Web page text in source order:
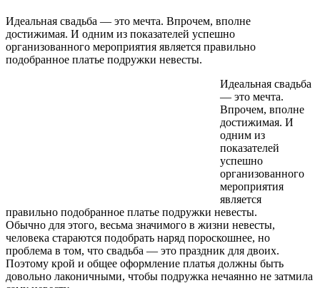
Идеальная свадьба — это мечта. Впрочем, вполне
достижимая. И одним из показателей успешно
организованного мероприятия является правильно
подобранное платье подружки невесты.
Идеальная свадьба
— это мечта.
Впрочем, вполне
достижимая. И
одним из
показателей
успешно
организованного
мероприятия
является
правильно подобранное платье подружки невесты.
Обычно для этого, весьма значимого в жизни невесты,
человека стараются подобрать наряд пороскошнее, но
проблема в том, что свадьба — это праздник для двоих.
Поэтому крой и общее оформление платья должны быть
довольно лаконичными, чтобы подружка нечаянно не затмила